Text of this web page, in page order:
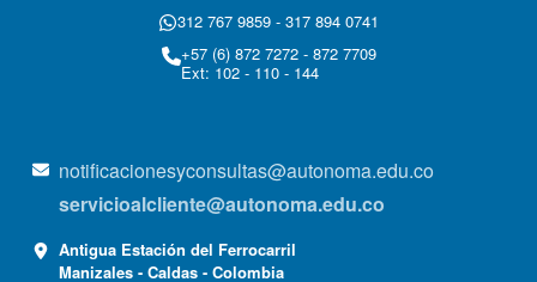
312 767 9859 - 317 894 0741
+57 (6) 872 7272 - 872 7709
Ext: 102 - 110 - 144
notificacionesyconsultas@autonoma.edu.co
servicioalcliente@autonoma.edu.co
Antigua Estación del Ferrocarril
Manizales - Caldas - Colombia